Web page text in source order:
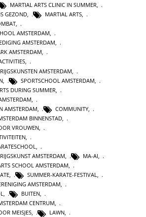
MARTIAL ARTS CLINIC IN SUMMER,
GEZOND, MARTIAL ARTS,
,
AMSTERDAM,
AMSTERDAM,
AMSTERDAM,
,
AMSTERDAM
SPORTSCHOOL AMSTERDAM
DURING SUMMER
AMSTERDAM
COMMUNITY
BINNENSTAD
VROUWEN
,
AMSTERDAM, MA-AI,
SCHOOL AMSTERDAM,
, SUMMER-KARATE-FESTIVAL,
AMSTERDAM,
, BUITEN,
CENTRUM,
MEISJES, LAWN,